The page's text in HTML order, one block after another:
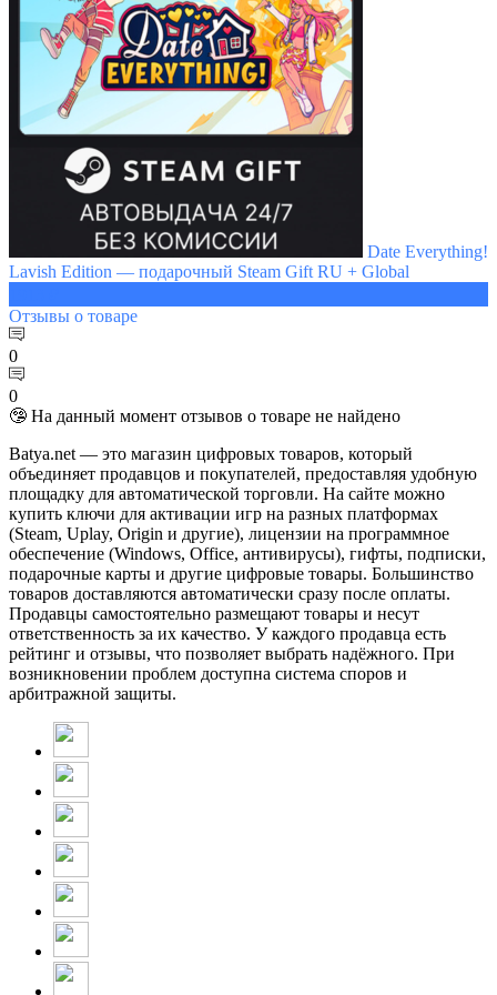
Date Everything!
Lavish Edition — подарочный Steam Gift RU + Global
Отзывы о товаре
0
0
🤥 На данный момент отзывов о товаре не найдено
Batya.net — это магазин цифровых товаров, который
объединяет продавцов и покупателей, предоставляя удобную
площадку для автоматической торговли. На сайте можно
купить ключи для активации игр на разных платформах
(Steam, Uplay, Origin и другие), лицензии на программное
обеспечение (Windows, Office, антивирусы), гифты, подписки,
подарочные карты и другие цифровые товары. Большинство
товаров доставляются автоматически сразу после оплаты.
Продавцы самостоятельно размещают товары и несут
ответственность за их качество. У каждого продавца есть
рейтинг и отзывы, что позволяет выбрать надёжного. При
возникновении проблем доступна система споров и
арбитражной защиты.